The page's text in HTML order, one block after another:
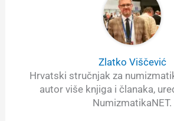
Zlatko Viščević
Hrvatski stručnjak za
autor više knjiga i članaka,
NumizmatikaNET.